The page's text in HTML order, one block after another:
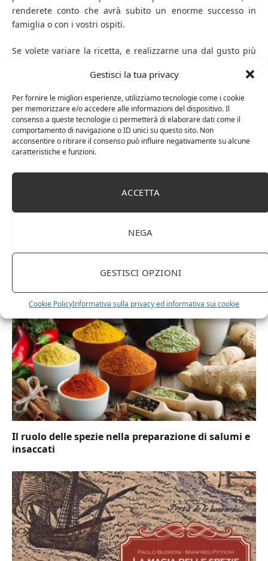
Gestisci la tua privacy
Per fornire le migliori esperienze, utilizziamo tecnologie come i cookie
per memorizzare e/o accedere alle informazioni del dispositivo. Il
consenso a queste tecnologie ci permetterà di elaborare dati come il
comportamento di navigazione o ID unici su questo sito. Non
acconsentire o ritirare il consenso può influire negativamente su alcune
caratteristiche e funzioni.
ACCETTA
NEGA
GESTISCI OPZIONI
Cookie PolicyInformativa sulla privacy ed informativa sui cookie
renderete conto che avrà subito un enorme successo in
famiglia o con i vostri ospiti.
Se volete variare la ricetta, e realizzarne una dal gusto più
Philadelphia, che avendo un sapore delicato andrà a
contrastare sapientemente il sapore piccante della senape.
Altrimenti sostituite il Philadelphia con dello Yogurt bianco,
il risultato sarà comunque otimale.
Il ruolo delle spezie nella preparazione di salumi e
insaccati